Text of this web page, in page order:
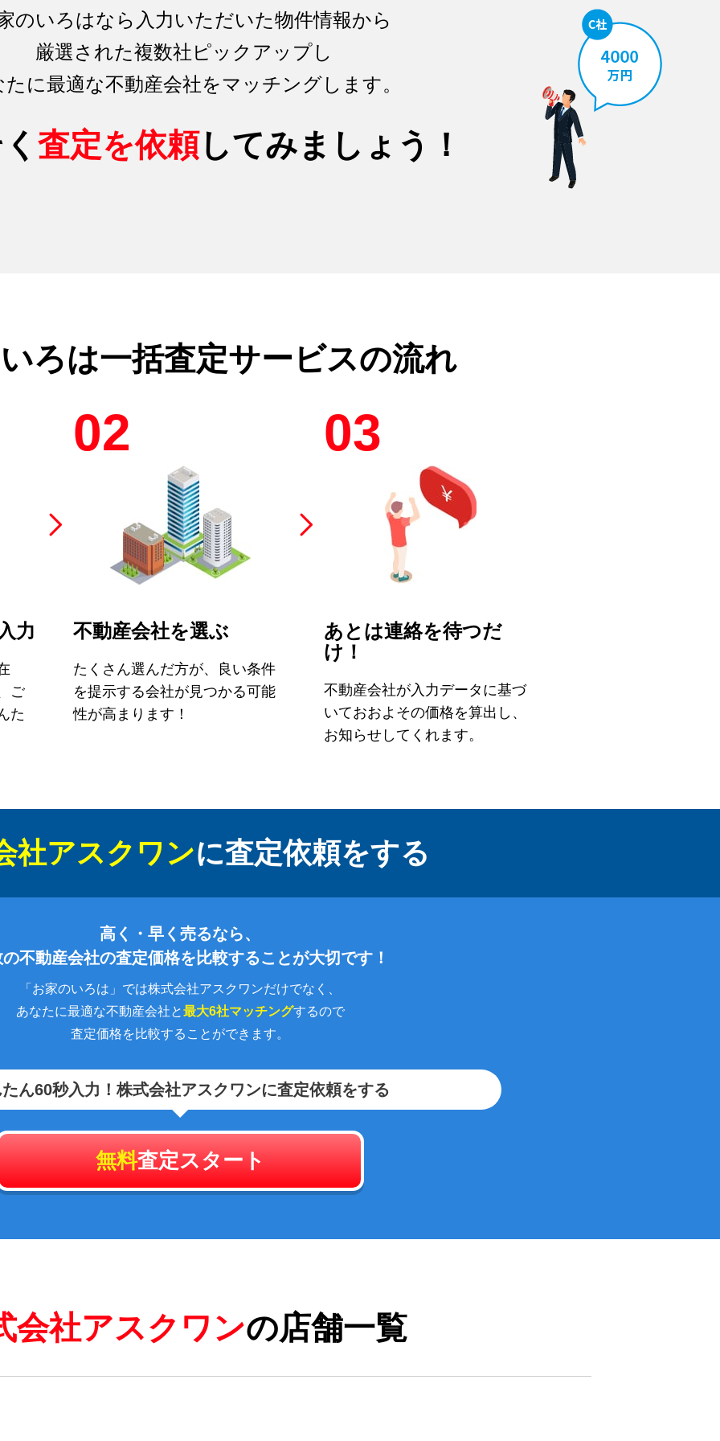
のいろはなら入力いただいた物件情報から
厳選された複数社ピックアップし
たに最適な不動産会社をマッチングします。
査定を依頼してみましょう！
ろは一括査定サービスの流れ
力
ご
た
02
不動産会社を選ぶ
たくさん選んだ方が、良い条件
を提示する会社が見つかる可能
性が高まります！
03
あとは連絡を待つだ
け！
不動産会社が入力データに基づ
いておおよその価格を算出し、
お知らせしてくれます。
社アスクワンに査定依頼をする
高く・早く売るなら、
不動産会社の査定価格を比較することが大切です！
「お家のいろは」では株式会社アスクワンだけでなく、
あなたに最適な不動産会社と最大6社マッチングするので
査定価格を比較することができます。
ん60秒入力！ 株式会社アスクワンに査定依頼をする
無料査定スタート
会社アスクワンの店舗一覧